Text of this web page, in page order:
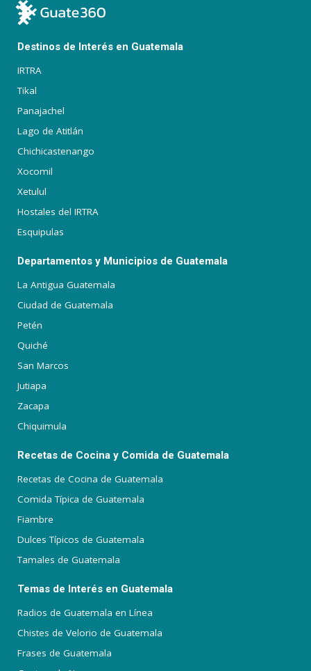
Destinos de Interés en Guatemala
IRTRA
Tikal
Panajachel
Lago de Atitlán
Chichicastenango
Xocomil
Xetulul
Hostales del IRTRA
Esquipulas
Departamentos y Municipios de Guatemala
La Antigua Guatemala
Ciudad de Guatemala
Petén
Quiché
San Marcos
Jutiapa
Zacapa
Chiquimula
Recetas de Cocina y Comida de Guatemala
Recetas de Cocina de Guatemala
Comida Típica de Guatemala
Fiambre
Dulces Típicos de Guatemala
Tamales de Guatemala
Temas de Interés en Guatemala
Radios de Guatemala en Línea
Chistes de Velorio de Guatemala
Frases de Guatemala